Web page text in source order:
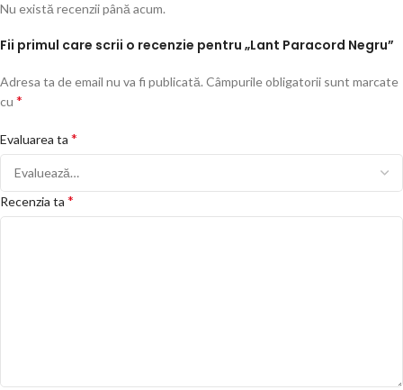
Nu există recenzii până acum.
Fii primul care scrii o recenzie pentru „Lant Paracord Negru”
Adresa ta de email nu va fi publicată.Câmpurile obligatorii sunt marcate
cu *
Evaluarea ta *
Recenzia ta *